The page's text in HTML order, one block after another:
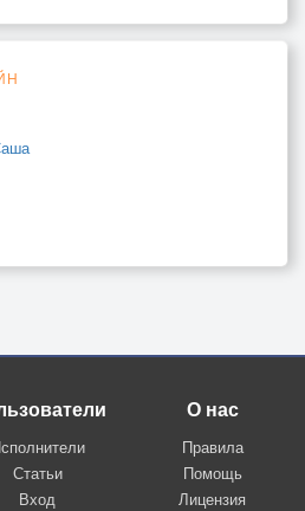
Статьи
Вход
О нас
Правила
Помощь
Лицензия